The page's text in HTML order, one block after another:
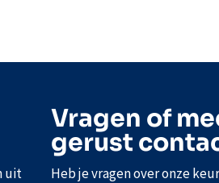
uit
Vragen of
gerust
Heb je vragen over onze